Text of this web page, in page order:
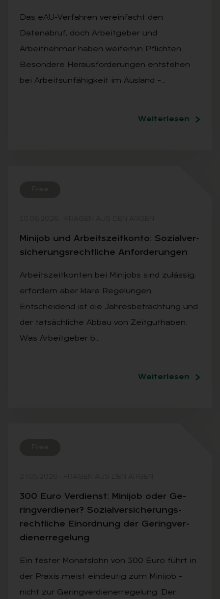
Das eAU-Verfahren vereinfacht den
Datenabruf, doch Arbeitgeber und
Arbeitnehmer haben weiterhin Pflichten.
Besondere Herausforderungen entstehen
bei Arbeitsunfähigkeit im Ausland –…
Weiterlesen
Mi­ni­job und Ar­beits­zeit­kon­to: So­zi­al­ver­
si­che­rungs­recht­li­che An­for­de­run­gen
Arbeitszeitkonten bei Minijobs sind zulässig,
erfordern aber klare Regelungen.
Entscheidend ist die Jahresbetrachtung und
der tatsächliche Abbau von Zeitguthaben.
Was Arbeitgeber b…
Weiterlesen
300 Euro Ver­dienst: Mi­ni­job oder Ge­
ring­ver­die­ner? So­zi­al­ver­si­che­rungs­
recht­li­che Ein­ord­nung der Ge­ring­ver­
dien­er­re­ge­lung
Ein fester Monatslohn von 300 Euro führt in
der Praxis meist eindeutig zum Minijob –
nicht zur Geringverdienerregelung. Der